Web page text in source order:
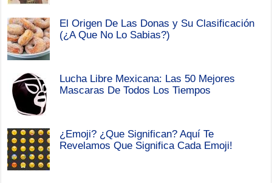
El Origen De Las Donas y Su Clasificación
(¿A Que No Lo Sabias?)
Lucha Libre Mexicana: Las 50 Mejores
Mascaras De Todos Los Tiempos
¿Emoji? ¿Que Significan? Aquí Te
Revelamos Que Significa Cada Emoji!